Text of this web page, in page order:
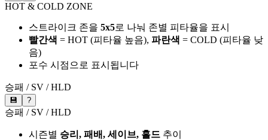
HOT & COLD ZONE
스트라이크 존을 5x5로 나눠 존별 피타율을 표시
빨간색 = HOT (피타율 높음), 파란색 = COLD (피타율 낮
음)
포수 시점으로 표시됩니다
승패 / SV / HLD
💾 ?
승패 / SV / HLD
시즌별 승리, 패배, 세이브, 홀드 추이